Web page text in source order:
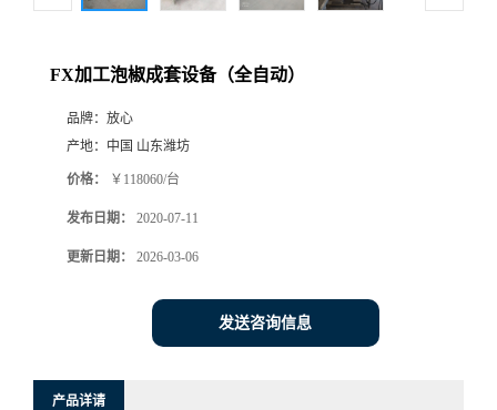
FX加工泡椒成套设备（全自动）
品牌： 放心
产地： 中国 山东潍坊
价格： ￥118060/台
发布日期： 2020-07-11
更新日期： 2026-03-06
发送咨询信息
产品详请